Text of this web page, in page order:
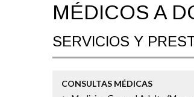
MÉDICOS A
SERVICIOS Y
CONSULTAS MÉDICAS